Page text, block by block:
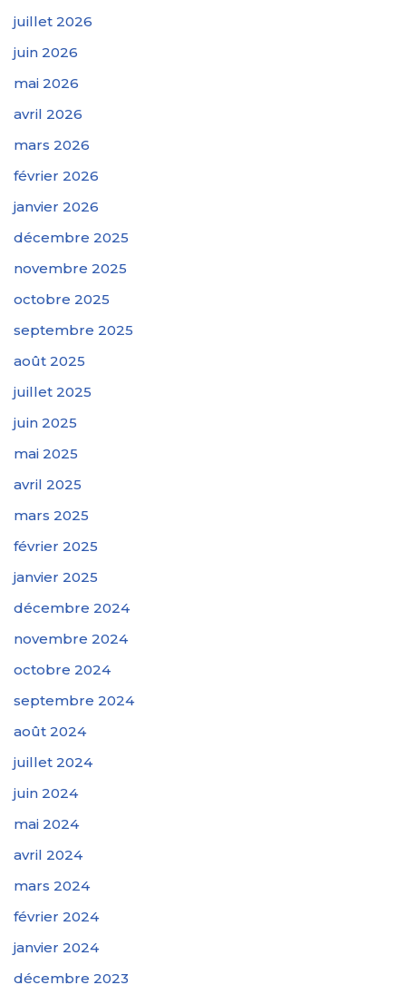
juillet 2026
juin 2026
mai 2026
avril 2026
mars 2026
février 2026
janvier 2026
décembre 2025
novembre 2025
octobre 2025
septembre 2025
août 2025
juillet 2025
juin 2025
mai 2025
avril 2025
mars 2025
février 2025
janvier 2025
décembre 2024
novembre 2024
octobre 2024
septembre 2024
août 2024
juillet 2024
juin 2024
mai 2024
avril 2024
mars 2024
février 2024
janvier 2024
décembre 2023